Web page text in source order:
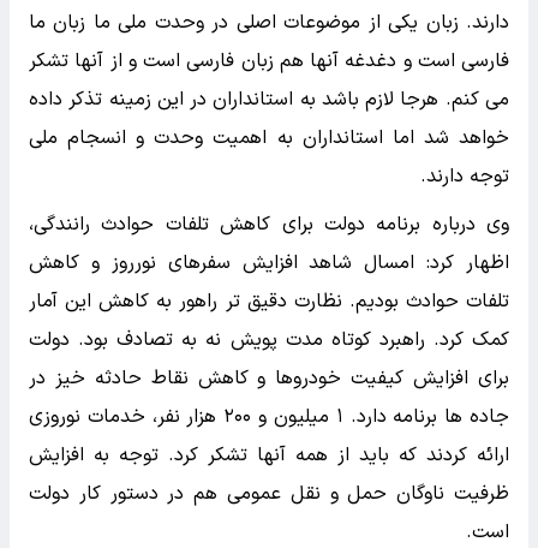
دارند. زبان یکی از موضوعات اصلی در وحدت ملی ما زبان ما
فارسی است و دغدغه آنها هم زبان فارسی است و از آنها تشکر
می کنم. هرجا لازم باشد به استانداران در این زمینه تذکر داده
خواهد شد اما استانداران به اهمیت وحدت و انسجام ملی
توجه دارند.
وی درباره برنامه دولت برای کاهش تلفات حوادث رانندگی،
اظهار کرد: امسال شاهد افزایش سفرهای نورروز و کاهش
تلفات حوادث بودیم. نظارت دقیق تر راهور به کاهش این آمار
کمک کرد. راهبرد کوتاه مدت پویش نه به تصادف بود. دولت
برای افزایش کیفیت خودروها و کاهش نقاط حادثه خیز در
جاده ها برنامه دارد. ۱ میلیون و ۲۰۰ هزار نفر، خدمات نوروزی
ارائه کردند که باید از همه آنها تشکر کرد. توجه به افزایش
ظرفیت ناوگان حمل و نقل عمومی هم در دستور کار دولت
است.